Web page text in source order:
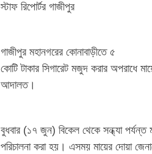
স্টাফ রিপোর্টর গাজীপুর
গাজীপুর মহানগরের কোনাবাড়ীতে ৫
কোটি টাকার সিগারেট মজুদ করার অপরাধে
আদালত।
বুধবার (১৭ জুন) বিকেল থেকে সন্ধ্যা পর্যন্ত
পরিচালনা করা হয়। এসময় মায়ের দোয়া